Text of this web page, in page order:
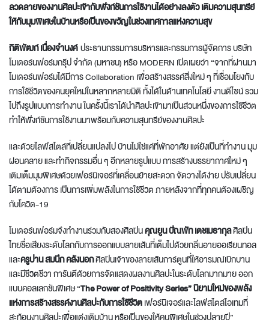
ลวดลายของงานศิลปะเข้ากับฟังก์ชันการใช้งานได้อย่างลงตัว เติมความสุนทรีย์
ให้กับมุมพิเศษในบ้านหรือเป็นของขวัญในช่วงเทศกาลแห่งความสุข
กิติพัฒก์ เนื่องจำนงค์ประธานกรรมการบริหารและกรรมการผู้จัดการ บริษัท
โมเดอร์นฟอร์มกรุ๊ป จำกัด (มหาชน) หรือ MODERN เปิดเผยว่า “จากที่ผ่านมา
โมเดอร์นฟอร์มได้มีการ Collaboration เพื่อสร้างสรรค์สิ่งใหม่ ๆ ที่เชื่อมโยงกับ
การใช้ชีวิตของคนยุคใหม่ในหลากหลายมิติ ทั้งได้ในด้านเทคโนโลยี งานดีไซน์ รวม
ไปถึงรูปแบบการทำงาน ในครั้งนี้เราได้นำศิลปะเข้ามาเป็นส่วนหนึ่งของการใช้ชีวิต
ทำให้ฟังก์ชันการใช้งานมาพร้อมกับความสุนทรีย์ของงานศิลปะ
และด้วยไลฟ์สไตล์ที่เปลี่ยนแปลงไป บ้านไม่ใช่แค่ที่พักอาศัย แต่ยังเป็นที่ทำงาน มุม
ผ่อนคลาย และทำกิจกรรมอื่น ๆ อีกหลายรูปแบบ การสร้างบรรยากาศใหม่ ๆ
เติมเต็มมุมพิเศษด้วยเฟอร์นิเจอร์ที่เคลื่อนย้ายสะดวก จัดวางได้ง่าย ปรับเปลี่ยน
ได้ตามต้องการ เป็นการเพิ่มพลังในการใช้ชีวิต ภายหลังจากที่ทุกคนต้องเผชิญ
กับโควิด-19
โมเดอร์นฟอร์มจึงทำงานร่วมกับสองศิลปินคุณยูน ปัณพัท เตชเมธากุลศิลปิน
ไทยชื่อเสียงระดับโลกกับการออกแบบลายเส้นที่เต็มไปด้วยกลิ่นอายออเรียนทอล
และครูปาน สมนึก คลังนอกศิลปินเจ้าของลายเส้นการ์ตูนที่ให้อารมณ์เบิกบาน
และมีชีวิตชีวา การันตีด้วยการจัดแสดงผลงานศิลปะในระดับโลกมากมาย ออก
แบบคอลเลกชันพิเศษ “The Power of Positivity Series” นิยามใหม่ของพลัง
แห่งการสร้างสรรค์งานศิลปะกับการใช้ชีวิตเฟอร์นิเจอร์และไลฟ์สไตล์ไอเทมที่
สะท้อนงานศิลปะเพื่อแต่งเติมบ้าน หรือเป็นของให้คนพิเศษในช่วงปลายปี”